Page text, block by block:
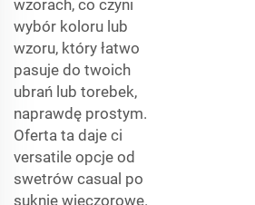
wzorach, co czyni
wybór koloru lub
wzoru, który łatwo
pasuje do twoich
ubrań lub torebek,
naprawdę prostym.
Oferta ta daje ci
versatile opcje od
swetrów casual po
suknie wieczorowe.